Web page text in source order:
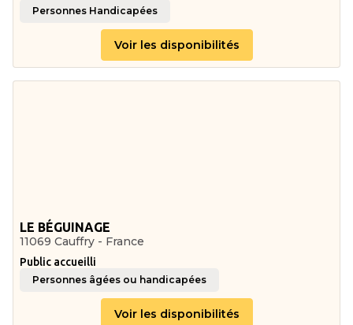
Personnes Handicapées
Voir les disponibilités
LE BÉGUINAGE
11069 Cauffry - France
Public accueilli
Personnes âgées ou handicapées
Voir les disponibilités